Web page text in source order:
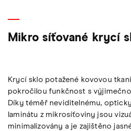
Mikro síťované krycí
Krycí sklo potažené kovovou
pokročilou funkčnost s
Díky téměř neviditelnému,
laminátu z mikrosíťoviny jsou
minimalizovány a je zajištěno